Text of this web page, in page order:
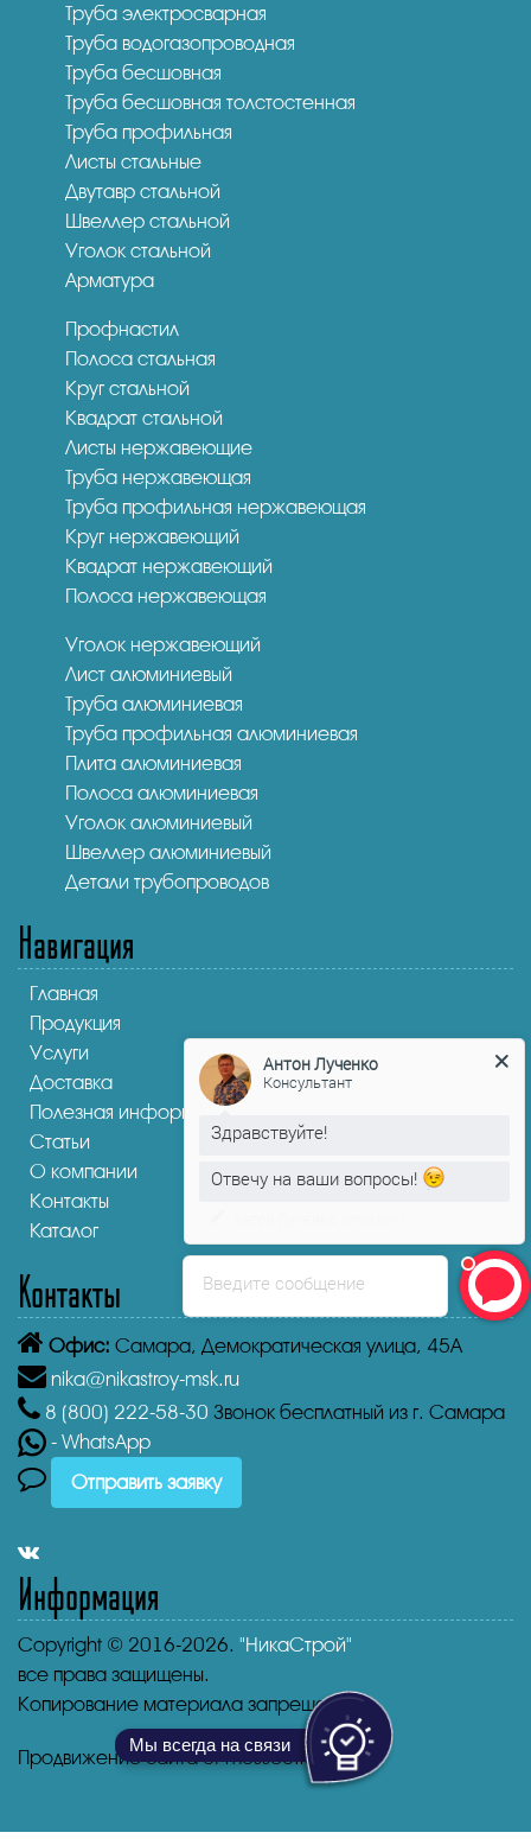
Труба электросварная
Труба водогазопроводная
Труба бесшовная
Труба бесшовная толстостенная
Труба профильная
Листы стальные
Двутавр стальной
Швеллер стальной
Уголок стальной
Арматура
Профнастил
Полоса стальная
Круг стальной
Квадрат стальной
Листы нержавеющие
Труба нержавеющая
Труба профильная нержавеющая
Круг нержавеющий
Квадрат нержавеющий
Полоса нержавеющая
Уголок нержавеющий
Лист алюминиевый
Труба алюминиевая
Труба профильная алюминиевая
Плита алюминиевая
Полоса алюминиевая
Уголок алюминиевый
Швеллер алюминиевый
Детали трубопроводов
Навигация
Главная
Продукция
Услуги
Доставка
Полезная информация
Статьи
О компании
Контакты
Каталог
Контакты
Офис: Самара, Демократическая улица, 45А
nika@nikastroy-msk.ru
8 (800) 222-58-30 Звонок бесплатный из г. Самара
- WhatsApp
Отправить заявку
Информация
Copyright © 2016-2026. "НикаСтрой"
все права защищены.
Копирование материала запрещено.
Продвижение сайта от mosseo.ru
Мы всегда на связи
Введите сообщение
Антон Лученко
Консультант
Здравствуйте!
Отвечу на ваши вопросы!